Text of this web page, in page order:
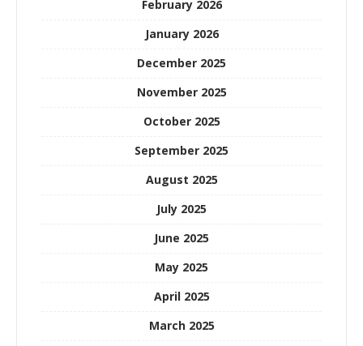
February 2026
January 2026
December 2025
November 2025
October 2025
September 2025
August 2025
July 2025
June 2025
May 2025
April 2025
March 2025